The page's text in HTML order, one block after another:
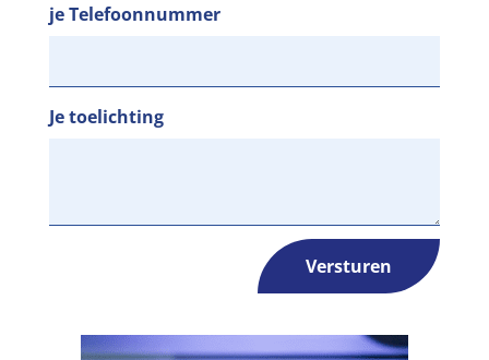
je Telefoonnummer
Je toelichting
Versturen